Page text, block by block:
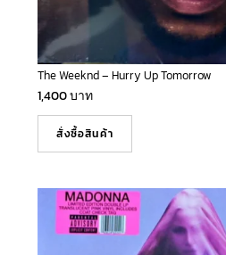
The Weeknd – Hurry Up Tomorrow
1,400บาท
สั่งซื้อสินค้า